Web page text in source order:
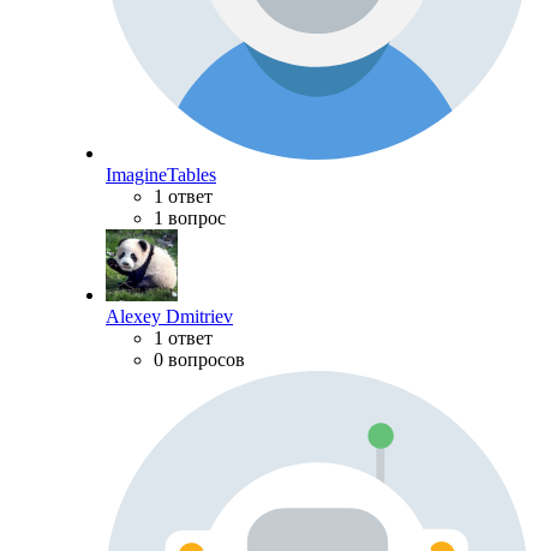
ImagineTables
1 ответ
1 вопрос
Alexey Dmitriev
1 ответ
0 вопросов